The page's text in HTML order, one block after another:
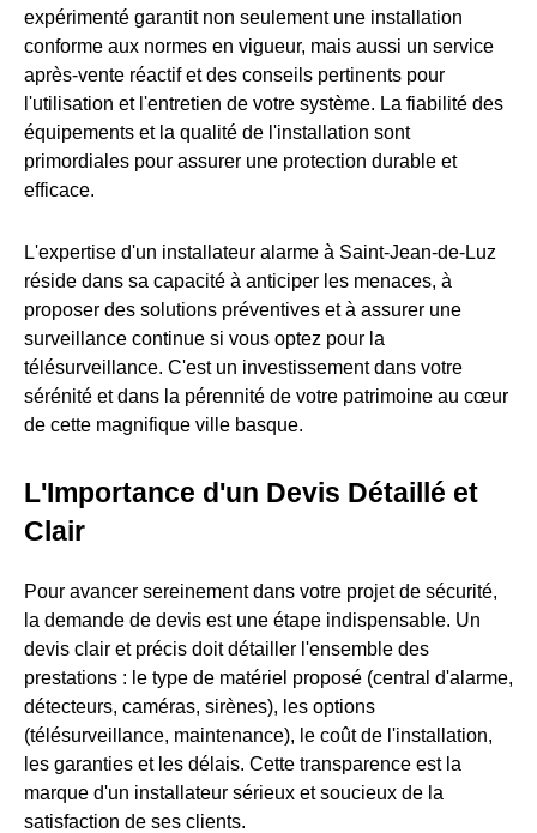
expérimenté garantit non seulement une installation
conforme aux normes en vigueur, mais aussi un service
après-vente réactif et des conseils pertinents pour
l'utilisation et l'entretien de votre système. La fiabilité des
équipements et la qualité de l'installation sont
primordiales pour assurer une protection durable et
efficace.
L'expertise d'un installateur alarme à Saint-Jean-de-Luz
réside dans sa capacité à anticiper les menaces, à
proposer des solutions préventives et à assurer une
surveillance continue si vous optez pour la
télésurveillance. C'est un investissement dans votre
sérénité et dans la pérennité de votre patrimoine au cœur
de cette magnifique ville basque.
L'Importance d'un Devis Détaillé et
Clair
Pour avancer sereinement dans votre projet de sécurité,
la demande de devis est une étape indispensable. Un
devis clair et précis doit détailler l'ensemble des
prestations : le type de matériel proposé (central d'alarme,
détecteurs, caméras, sirènes), les options
(télésurveillance, maintenance), le coût de l'installation,
les garanties et les délais. Cette transparence est la
marque d'un installateur sérieux et soucieux de la
satisfaction de ses clients.